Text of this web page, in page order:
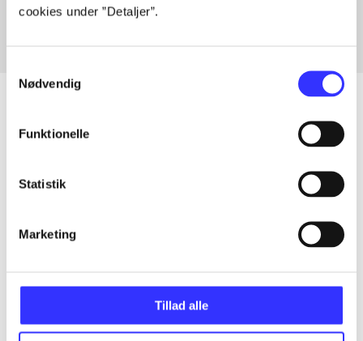
cookies under ”Detaljer”.
Nødvendig
Funktionelle
Statistik
Marketing
Tillad alle
...